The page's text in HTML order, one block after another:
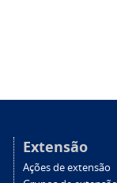
Extensão
Ações de extensão